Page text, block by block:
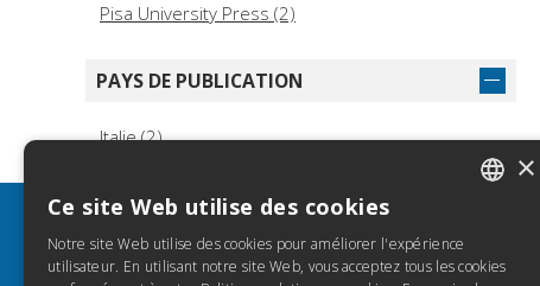
Pisa University Press (2)
PAYS DE PUBLICATION
Italie (2)
INFO
Découvrez Torrossa
×
Ce site Web utilise des cookies
Notre site Web utilise des cookies pour améliorer l'expérience
utilisateur. En utilisant notre site Web, vous acceptez tous les cookies